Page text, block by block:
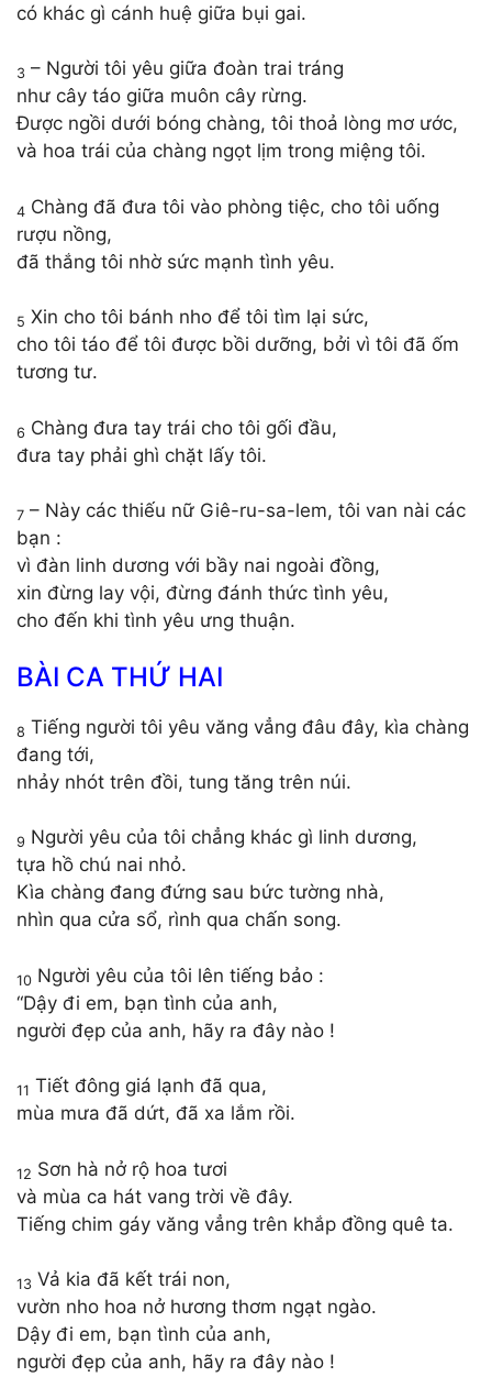
có khác gì cánh huệ giữa bụi gai.
3 – Người tôi yêu giữa đoàn trai tráng
như cây táo giữa muôn cây rừng.
Được ngồi dưới bóng chàng, tôi thoả lòng mơ ước,
và hoa trái của chàng ngọt lịm trong miệng tôi.
4 Chàng đã đưa tôi vào phòng tiệc, cho tôi uống
rượu nồng,
đã thắng tôi nhờ sức mạnh tình yêu.
5 Xin cho tôi bánh nho để tôi tìm lại sức,
cho tôi táo để tôi được bồi dưỡng, bởi vì tôi đã ốm
tương tư.
6 Chàng đưa tay trái cho tôi gối đầu,
đưa tay phải ghì chặt lấy tôi.
7 – Này các thiếu nữ Giê-ru-sa-lem, tôi van nài các
bạn :
vì đàn linh dương với bầy nai ngoài đồng,
xin đừng lay vội, đừng đánh thức tình yêu,
cho đến khi tình yêu ưng thuận.
BÀI CA THỨ HAI
8 Tiếng người tôi yêu văng vẳng đâu đây, kìa chàng
đang tới,
nhảy nhót trên đồi, tung tăng trên núi.
9 Người yêu của tôi chẳng khác gì linh dương,
tựa hồ chú nai nhỏ.
Kìa chàng đang đứng sau bức tường nhà,
nhìn qua cửa sổ, rình qua chấn song.
10 Người yêu của tôi lên tiếng bảo :
“Dậy đi em, bạn tình của anh,
người đẹp của anh, hãy ra đây nào !
11 Tiết đông giá lạnh đã qua,
mùa mưa đã dứt, đã xa lắm rồi.
12 Sơn hà nở rộ hoa tươi
và mùa ca hát vang trời về đây.
Tiếng chim gáy văng vẳng trên khắp đồng quê ta.
13 Vả kia đã kết trái non,
vườn nho hoa nở hương thơm ngạt ngào.
Dậy đi em, bạn tình của anh,
người đẹp của anh, hãy ra đây nào !